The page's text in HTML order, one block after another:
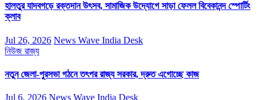
হালতুর যাদবগড়ে রক্তদান উৎসব, সামাজিক উদ্যোগে সাড়া ফেলল বিবেকানন্দ স্পোর্টিং
ক্লাব
Jul 26, 2026 News Wave India Desk
নিউজ রাজ্য
নতুন জেলা-পুরসভা গঠনে তৎপর রাজ্য সরকার, দ্রুত এগোচ্ছে কাজ
Jul 6, 2026 News Wave India Desk